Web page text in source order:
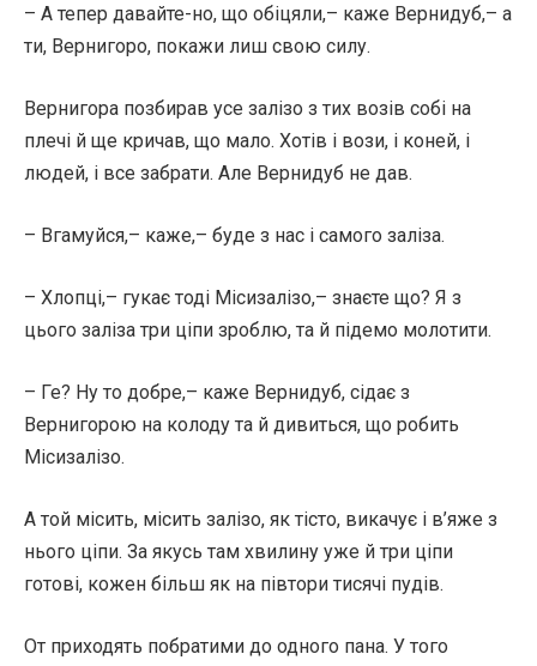
– А тепер давайте-но, що обіцяли,– каже Вернидуб,– а
ти, Вернигоро, покажи лиш свою силу.
Вернигора позбирав усе залізо з тих возів собі на
плечі й ще кричав, що мало. Хотів і вози, і коней, і
людей, і все забрати. Але Вернидуб не дав.
– Вгамуйся,– каже,– буде з нас і самого заліза.
– Хлопці,– гукає тоді Місизалізо,– знаєте що? Я з
цього заліза три ціпи зроблю, та й підемо молотити.
– Ге? Ну то добре,– каже Вернидуб, сідає з
Вернигорою на колоду та й дивиться, що робить
Місизалізо.
А той місить, місить залізо, як тісто, викачує і в’яже з
нього ціпи. За якусь там хвилину уже й три ціпи
готові, кожен більш як на півтори тисячі пудів.
От приходять побратими до одного пана. У того